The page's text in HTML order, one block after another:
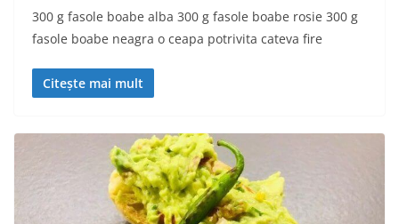
300 g fasole boabe alba 300 g fasole boabe rosie 300 g
fasole boabe neagra o ceapa potrivita cateva fire
Citește mai mult